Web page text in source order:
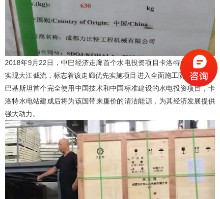
2018年9月22日，中巴经济走廊首个水电投资项目卡洛特水电站顺利
实现大江截流，标志着该走廊优先实施项目进入全面施工阶段。作为
巴基斯坦首个完全使用中国技术和中国标准建设的水电投资项目，卡
洛特水电站建成后将为该国带来廉价的清洁能源，为其经济发展提供
强大动力。